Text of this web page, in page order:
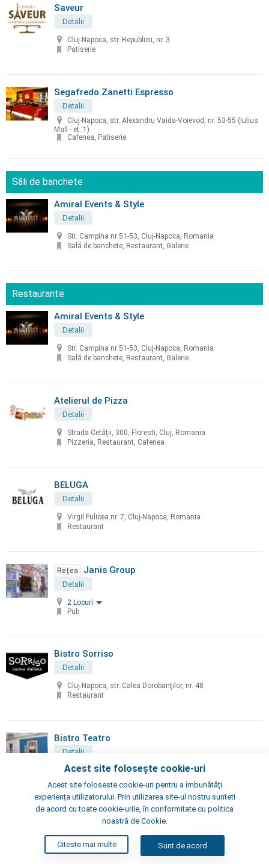
Saveur
Detalii
Cluj-Napoca, str. Republicii, nr. 3
Patiserie
Segafredo Zanetti Espresso
Detalii
Cluj-Napoca, str. Alexandru Vaida-Voievod, nr. 53-55 (Iulius
Mall - et. 1)
Cafenea, Patiserie
Săli de banchete
Amiral Events & Style
Detalii
Str. Campina nr 51-53, Cluj-Napoca, Romania
Sală de banchete, Restaurant, Galerie
Restaurante
Amiral Events & Style
Detalii
Str. Campina nr 51-53, Cluj-Napoca, Romania
Sală de banchete, Restaurant, Galerie
Atelierul de Pizza
Detalii
Strada Cetăţii, 300, Floresti, Cluj, Romania
Pizzeria, Restaurant, Cafenea
BELUGA
Detalii
Virgil Fulicea nr. 7, Cluj-Napoca, Romania
Restaurant
Rețea Janis Group
Detalii
2 Locuri
Pub
Bistro Sorriso
Detalii
Cluj-Napoca, str. Calea Dorobanţilor, nr. 48
Restaurant
Bistro Teatro
Detalii
Cluj-Napoca, str. Vasile Goldiș, nr. 1
Restaurant
Bistro Viena
Detalii
Cluj-Napoca, str. Matei Corvin, nr. 3
Acest site folosește cookie-uri
Acest site foloseste cookie-uri pentru a îmbunătăți
experiența utilizatorului. Prin utilizarea site-ul nostru sunteti
de acord cu toate cookie-urile, în conformitate cu politica
noastră de Cookie.
Citeste mai multe Sunt de acord